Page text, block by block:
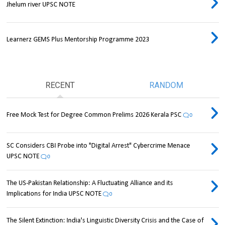
Jhelum river UPSC NOTE
Learnerz GEMS Plus Mentorship Programme 2023
RECENT RANDOM
Free Mock Test for Degree Common Prelims 2026 Kerala PSC 0
SC Considers CBI Probe into "Digital Arrest" Cybercrime Menace
UPSC NOTE
0
The US-Pakistan Relationship: A Fluctuating Alliance and its
Implications for India UPSC NOTE
0
The Silent Extinction: India's Linguistic Diversity Crisis and the Case of